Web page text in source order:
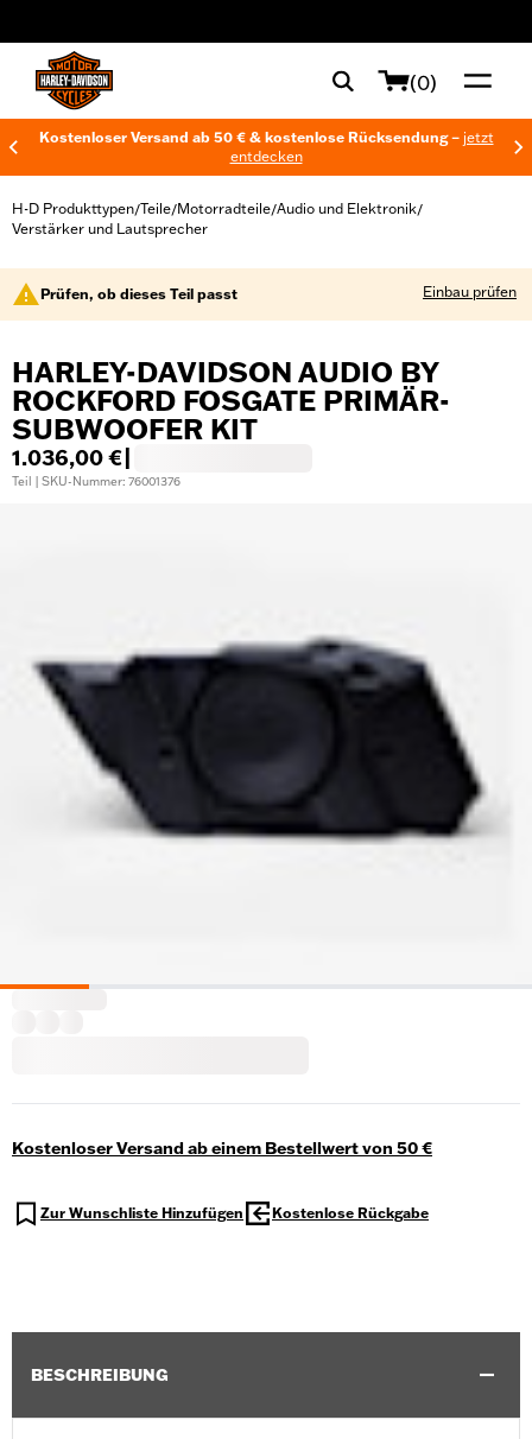
(0)
Kostenloser Versand ab 50 € & kostenlose Rücksendung – jetzt
entdecken
H-D Produkttypen/Teile/Motorradteile/Audio und Elektronik/
Verstärker und Lautsprecher
Prüfen, ob dieses Teil passt Einbau prüfen
HARLEY-DAVIDSON AUDIO BY
ROCKFORD FOSGATE PRIMÄR-
SUBWOOFER KIT
1.036,00 €
Teil | SKU-Nummer: 76001376
Kostenloser Versand ab einem Bestellwert von 50 €
Zur Wunschliste Hinzufügen Kostenlose Rückgabe
BESCHREIBUNG